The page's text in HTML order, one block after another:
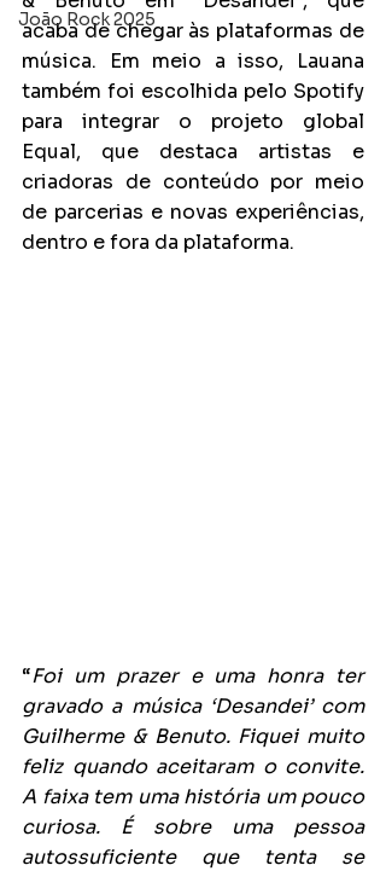
João Rock 2025
acaba de chegar às plataformas de
música. Em meio a isso, Lauana
também foi escolhida pelo Spotify
para integrar o projeto global
Equal, que destaca artistas e
criadoras de conteúdo por meio
de parcerias e novas experiências,
dentro e fora da plataforma.
“Foi um prazer e uma honra ter
gravado a música ‘Desandei’ com
Guilherme & Benuto. Fiquei muito
feliz quando aceitaram o convite.
A faixa tem uma história um pouco
curiosa. É sobre uma pessoa
autossuficiente que tenta se